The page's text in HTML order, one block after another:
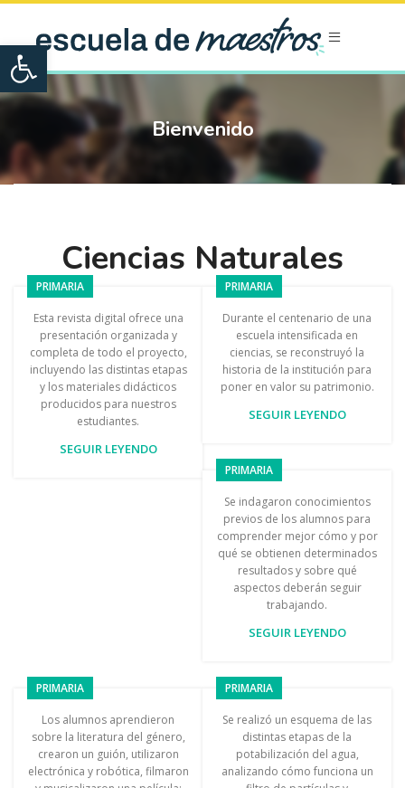
Open toolbar
Bienvenido
Ciencias Naturales
PRIMARIA
Esta revista digital ofrece una
presentación organizada y
completa de todo el proyecto,
incluyendo las distintas etapas
y los materiales didácticos
producidos para nuestros
estudiantes.
SEGUIR LEYENDO
PRIMARIA
Durante el centenario de una
escuela intensificada en
ciencias, se reconstruyó la
historia de la institución para
poner en valor su patrimonio.
SEGUIR LEYENDO
PRIMARIA
Se indagaron conocimientos
previos de los alumnos para
comprender mejor cómo y por
qué se obtienen determinados
resultados y sobre qué
aspectos deberán seguir
trabajando.
SEGUIR LEYENDO
PRIMARIA
Los alumnos aprendieron
sobre la literatura del género,
crearon un guión, utilizaron
electrónica y robótica, filmaron
PRIMARIA
Se realizó un esquema de las
distintas etapas de la
potabilización del agua,
analizando cómo funciona un